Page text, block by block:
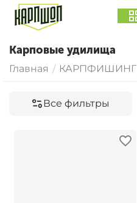
Карповые удилища
Главная / КАРПФИШИНГ
Все фильтры